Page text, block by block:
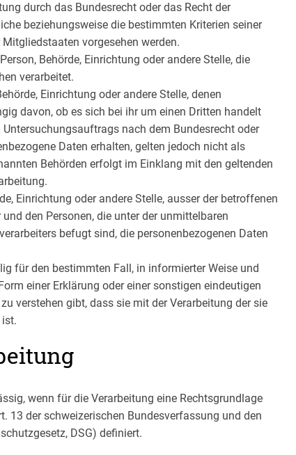
durch das Bundesrecht oder das Recht der
beziehungsweise die bestimmten Kriterien seiner
vorgesehen werden.
Behörde, Einrichtung oder andere Stelle, die
verarbeitet.
Einrichtung oder andere Stelle, denen
davon, ob es sich bei ihr um einen Dritten handelt
nach dem Bundesrecht oder
Daten erhalten, gelten jedoch nicht als
Behörden erfolgt im Einklang mit den geltenden
Einrichtung oder andere Stelle, ausser der betroffenen
den Personen, die unter der unmittelbaren
befugt sind, die personenbezogenen Daten
für den bestimmten Fall, in informierter Weise und
einer Erklärung oder einer sonstigen eindeutigen
verstehen gibt, dass sie mit der Verarbeitung der sie
wenn für die Verarbeitung eine Rechtsgrundlage
13 der schweizerischen Bundesverfassung und den
DSG) definiert.